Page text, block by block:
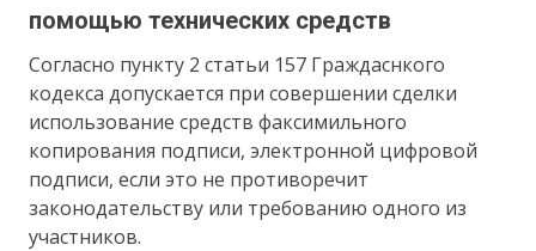
помощью технических средств
Согласно пункту 2 статьи 157 Граждаснкого
кодекса допускается при совершении сделки
использование средств факсимильного
копирования подписи, электронной цифровой
подписи, если это не противоречит
законодательству или требованию одного из
участников.